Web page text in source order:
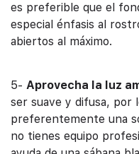
es preferible que el
especial énfasis al
abiertos al máximo.
5- Aprovecha la luz
ser suave y difusa, por
preferentemente una
no tienes equipo